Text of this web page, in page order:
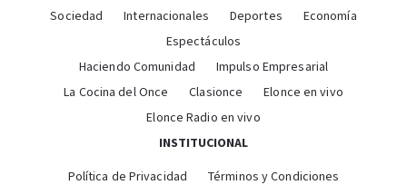
Sociedad
Internacionales Deportes
Economía
Espectáculos
Haciendo Comunidad
Impulso Empresarial
La Cocina del Once
Clasionce
Elonce en vivo
Elonce Radio en vivo
INSTITUCIONAL
Política de Privacidad Términos y Condiciones